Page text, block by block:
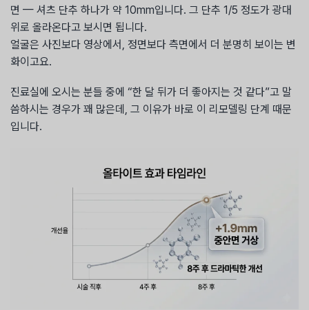
면 — 셔츠 단추 하나가 약 10mm입니다. 그 단추 1/5 정도가 광대
위로 올라온다고 보시면 됩니다.
얼굴은 사진보다 영상에서, 정면보다 측면에서 더 분명히 보이는 변
화이고요.
진료실에 오시는 분들 중에 “한 달 뒤가 더 좋아지는 것 같다”고 말
씀하시는 경우가 꽤 많은데, 그 이유가 바로 이 리모델링 단계 때문
입니다.